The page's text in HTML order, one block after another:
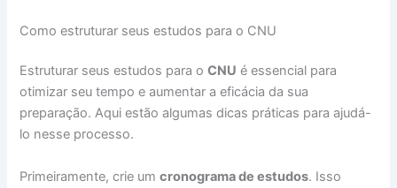
Como estruturar seus estudos para o CNU
Estruturar seus estudos para oCNU é essencial para
otimizar seu tempo e aumentar a eficácia da sua
preparação. Aqui estão algumas dicas práticas para ajudá-
lo nesse processo.
Primeiramente, crie umcronograma de estudos. Isso